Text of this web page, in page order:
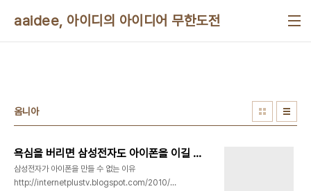
aaidee, 아이디의 아이디어 무한도전
옴니아
욕심을 버리면 삼성전자도 아이폰을 이길 수 있다
삼성전자가 아이폰을 만들 수 없는 이유
http://internetplustv.blogspot.com/2010/04/iphone.html